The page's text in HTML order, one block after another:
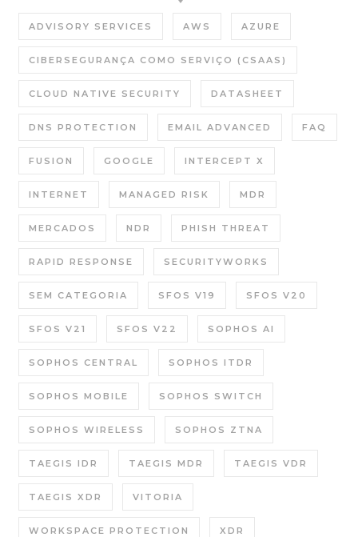
ADVISORY SERVICES AWS AZURE
CIBERSEGURANÇA COMO SERVIÇO (CSAAS)
CLOUD NATIVE SECURITY DATASHEET
DNS PROTECTION EMAIL ADVANCED FAQ
FUSION GOOGLE INTERCEPT X
INTERNET MANAGED RISK MDR
MERCADOS NDR PHISH THREAT
RAPID RESPONSE SECURITYWORKS
SEM CATEGORIA SFOS V19 SFOS V20
SFOS V21 SFOS V22 SOPHOS AI
SOPHOS CENTRAL SOPHOS ITDR
SOPHOS MOBILE SOPHOS SWITCH
SOPHOS WIRELESS SOPHOS ZTNA
TAEGIS IDR TAEGIS MDR TAEGIS VDR
TAEGIS XDR VITORIA
WORKSPACE PROTECTION XDR